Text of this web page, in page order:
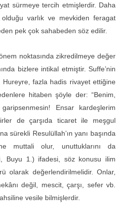
sürmeye tercih etmişlerdir. Daha
varlık ve mevkiden feragat
pek çok sahabeden söz edilir.
noktasında zikredilmeye değer
bizlere intikal etmiştir. Suffe’nin
fazla hadis rivayet ettiğine
hitaben şöyle der: “Benim,
Ensar kardeşlerim
de çarşıda ticaret ile meşgul
sürekli Resulüllah’ın yanı başında
muttali olur, unuttuklarını da
Buyu 1.) ifadesi, söz konusu ilim
olarak değerlendirilmelidir. Onlar,
değil, mescit, çarşı, sefer vb.
vesile bilmişlerdir.